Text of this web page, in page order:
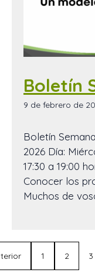
Boletín
9 de febrero de
Boletín
2026 Día:
17:30 a 19:00
Conocer los
Muchos de
1 2 3